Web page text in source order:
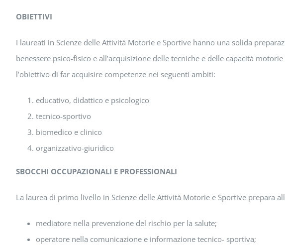
OBIETTIVI
I laureati in Scienze delle Attività Motorie e Sportive hanno una solida
benessere psico-fisico e all’acquisizione delle tecniche e delle capacità
l’obiettivo di far acquisire competenze nei seguenti ambiti:
educativo, didattico e psicologico
tecnico-sportivo
biomedico e clinico
organizzativo-giuridico
SBOCCHI OCCUPAZIONALI E PROFESSIONALI
La laurea di primo livello in Scienze delle Attività Motorie e Sportive prepara
mediatore nella prevenzione del rischio per la salute;
operatore nella comunicazione e informazione tecnico- sportiva;